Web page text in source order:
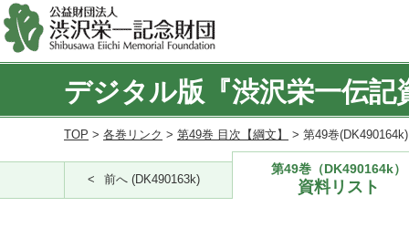
デジタル版『渋沢栄一伝記
TOP > 各巻リンク > 第49巻 目次【綱文】 > 第49巻
前へ (DK490163k)
第49巻（DK490164k）
資料リスト